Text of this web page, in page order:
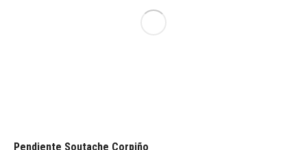
Pendiente Soutache Corpiño